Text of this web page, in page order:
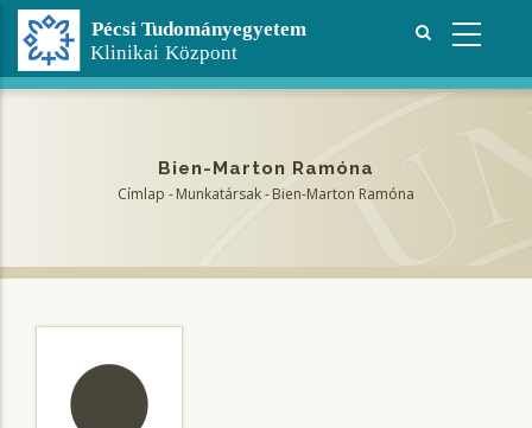
Ugrás
tartalomra
Bien-Marton Ramóna
Címlap -Munkatársak-Bien-Marton Ramóna